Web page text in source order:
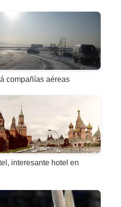
compañías aéreas
interesante hotel en